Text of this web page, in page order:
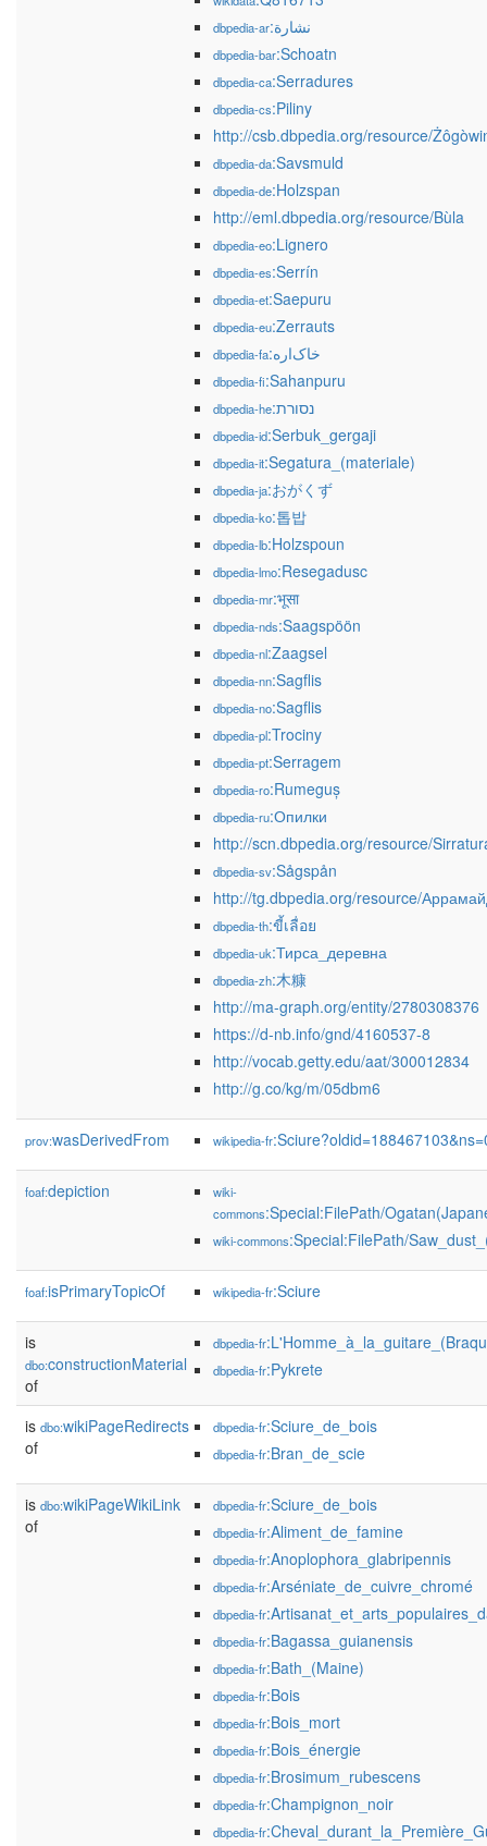
dbpedia-ar :نشارة
dbpedia-bar:Schoatn
dbpedia-ca:Serradures
dbpedia-cs:Piliny
http://csb.dbpedia.org/resource/
dbpedia-da:Savsmuld
dbpedia-de:Holzspan
http://eml.dbpedia.org/resource/Bùla
dbpedia-eo:Lignero
dbpedia-es:Serrín
dbpedia-et:Saepuru
dbpedia-eu:Zerrauts
dbpedia-fa :خاک‌اره
dbpedia-fi:Sahanpuru
dbpedia-he :נסורת
dbpedia-id:Serbuk_gergaji
dbpedia-it:Segatura_(materiale)
dbpedia-ja:おがくず
dbpedia-ko:톱밥
dbpedia-lb:Holzspoun
dbpedia-lmo:Resegadusc
dbpedia-mr:भूसा
dbpedia-nds:Saagspöön
dbpedia-nl:Zaagsel
dbpedia-nn:Sagflis
dbpedia-no:Sagflis
dbpedia-pl:Trociny
dbpedia-pt:Serragem
dbpedia-ro:Rumeguș
dbpedia-ru:Опилки
http://scn.dbpedia.org/resource/
dbpedia-sv:Sågspån
http://tg.dbpedia.org/resource/
dbpedia-th:ขี้เลื่อย
dbpedia-uk:Тирса_деревна
dbpedia-zh:木糠
http://ma-graph.org/entity/2780308376
https://d-nb.info/gnd/4160537-8
http://vocab.getty.edu/aat/300012834
http://g.co/kg/m/05dbm6
prov:wasDerivedFrom wikipedia-fr
foaf:depiction
wiki-
commons:Special:FilePath/
wiki-commons:Special:FilePath/
foaf:isPrimaryTopicOf wikipedia-fr:Sciure
is
dbo:constructionMaterial
of
dbpedia-fr
dbpedia-fr:Pykrete
is dbo:wikiPageRedirects
of
dbpedia-fr:Sciure_de_bois
dbpedia-fr:Bran_de_scie
is dbo:wikiPageWikiLink
of
dbpedia-fr:Sciure_de_bois
dbpedia-fr:Aliment_de_famine
dbpedia-fr:Anoplophora_glabripennis
dbpedia-fr:Arséniate_de_cuivre_chromé
dbpedia-fr
dbpedia-fr:Bagassa_guianensis
dbpedia-fr:Bath_(Maine)
dbpedia-fr:Bois
dbpedia-fr:Bois_mort
dbpedia-fr:Bois_énergie
dbpedia-fr:Brosimum_rubescens
dbpedia-fr:Champignon_noir
dbpedia-fr